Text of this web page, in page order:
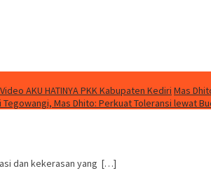
AKU HATINYA PKK Kabupaten Kediri Mas
Mas Dhito: Perkuat Toleransi lewat
dan kekerasan yang […]